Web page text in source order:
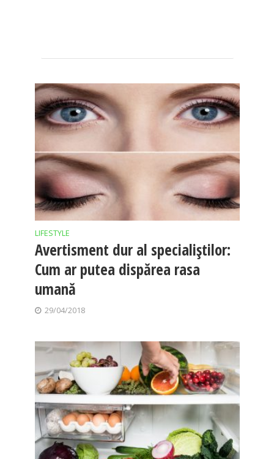
LIFESTYLE
Avertisment dur al specialiştilor:
Cum ar putea dispărea rasa
umană
29/04/2018